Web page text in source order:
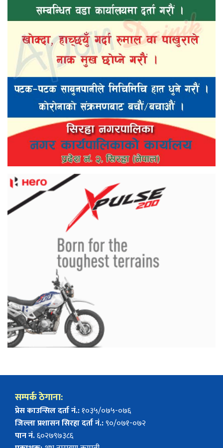
सम्पर्क ठेगाना:
प्रेस काउन्सिल दर्ता नं.:१०३५/०७५-०७६
जिल्ला प्रशासन सिरहा दर्ता नं.:९०/०७१-०७२
पान नं.६०२७९७३८६